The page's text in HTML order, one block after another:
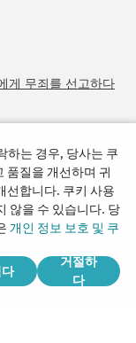
게 무죄를 선고하다
하는 경우, 당사는 쿠
품질을 개선하며 귀
선합니다. 쿠키 사용
않을 수 있습니다. 당
개인 정보 보호 및 쿠
거절하
다